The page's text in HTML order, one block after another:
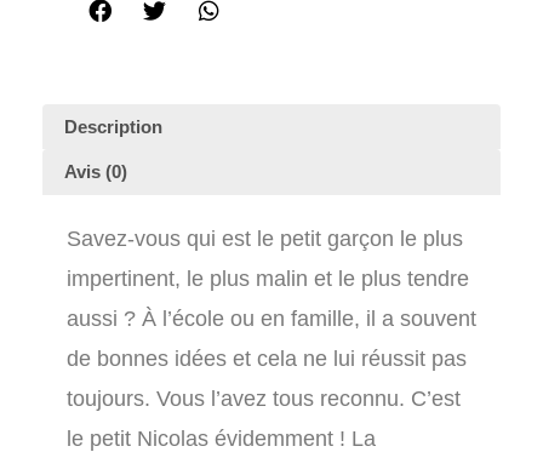
Description
Avis (0)
Savez-vous qui est le petit garçon le plus
impertinent, le plus malin et le plus tendre
aussi ? À l’école ou en famille, il a souvent
de bonnes idées et cela ne lui réussit pas
toujours. Vous l’avez tous reconnu. C’est
le petit Nicolas évidemment ! La